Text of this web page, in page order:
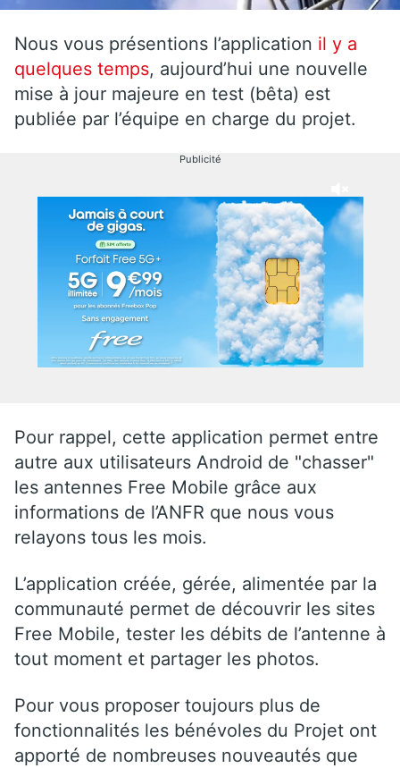
Nous vous présentions l’application il y a
quelques temps, aujourd’hui une nouvelle
mise à jour majeure en test (bêta) est
publiée par l’équipe en charge du projet.
Publicité
Pour rappel, cette application permet entre
autre aux utilisateurs Android de "chasser"
les antennes Free Mobile grâce aux
informations de l’ANFR que nous vous
relayons tous les mois.
L’application créée, gérée, alimentée par la
communauté permet de découvrir les sites
Free Mobile, tester les débits de l’antenne à
tout moment et partager les photos.
Pour vous proposer toujours plus de
fonctionnalités les bénévoles du Projet ont
apporté de nombreuses nouveautés que